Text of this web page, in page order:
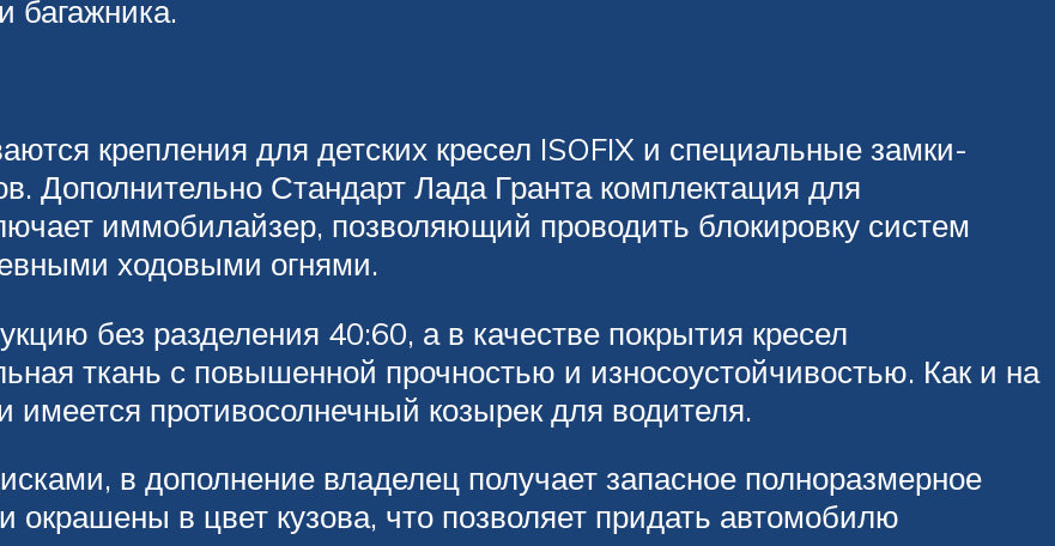
багажника.
крепления для детских кресел ISOFIX и специальные замки-
Дополнительно Стандарт Лада Гранта комплектация для
иммобилайзер, позволяющий проводить блокировку систем
ходовыми огнями.
без разделения 40:60, а в качестве покрытия кресел
ткань с повышенной прочностью и износоустойчивостью. Как и на
противосолнечный козырек для водителя.
в дополнение владелец получает запасное полноразмерное
в цвет кузова, что позволяет придать автомобилю